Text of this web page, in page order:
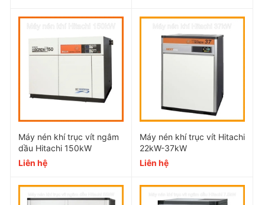
Phụ tùng cho máyBEBICON không dầu
chờ 8 đến 10 tuần. Phụ tùng tương đương cho dòng
máy này KHÍ NÉN Á CHÂU không cung cấp.
Dầu bôi trơn cho máy nén pistonBEBICON không
Máy nén khí trục vít ngâm
dầu Hitachi 150kW
Liên hệ
Máy nén khí trục vít Hitachi
22kW-37kW
Liên hệ